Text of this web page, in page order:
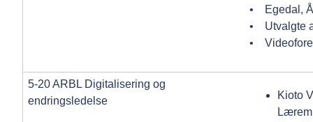
• Egedal,
• Utvalgte
•
5-20 ARBL Digitalisering og
endringsledelse
Kioto